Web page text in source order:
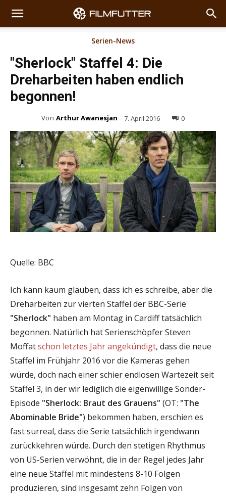
Serien-News
"Sherlock" Staffel 4: Die
Dreharbeiten haben endlich
begonnen!
Von Arthur Awanesjan 7. April 2016 0
Quelle: BBC
Ich kann kaum glauben, dass ich es schreibe, aber die
Dreharbeiten zur vierten Staffel der BBC-Serie
"Sherlock" haben am Montag in Cardiff tatsächlich
begonnen. Natürlich hat Serienschöpfer Steven
Moffatschon letztes Jahr angekündigt, dass die neue
Staffel im Frühjahr 2016 vor die Kameras gehen
würde, doch nach einer schier endlosen Wartezeit seit
Staffel 3, in der wir lediglich die eigenwillige Sonder-
Episode "Sherlock: Braut des Grauens" (OT: "The
Abominable Bride") bekommen haben, erschien es
fast surreal, dass die Serie tatsächlich irgendwann
zurückkehren würde. Durch den stetigen Rhythmus
von US-Serien verwöhnt, die in der Regel jedes Jahr
eine neue Staffel mit mindestens 8-10 Folgen
produzieren, sind insgesamt zehn Folgen von